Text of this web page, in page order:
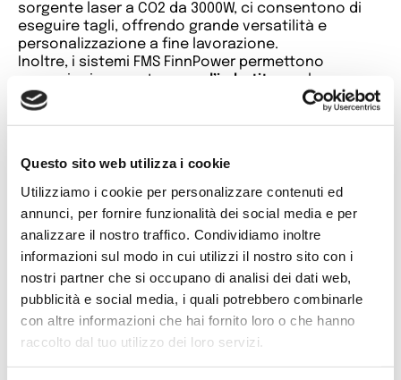
Questo sito web utilizza i cookie
Utilizziamo i cookie per personalizzare contenuti ed
annunci, per fornire funzionalità dei social media e per
analizzare il nostro traffico. Condividiamo inoltre
informazioni sul modo in cui utilizzi il nostro sito con i
nostri partner che si occupano di analisi dei dati web,
pubblicità e social media, i quali potrebbero combinarle
con altre informazioni che hai fornito loro o che hanno
raccolto dal tuo utilizzo dei loro servizi.
sorgente laser a CO2 da 3000W, ci consentono di
eseguire tagli, offrendo grande versatilità e
personalizzazione a fine lavorazione.
Inoltre, i sistemi FMS FinnPower permettono
operazioni avanzate come l’imbutitura
e la
maschiatura
, grazie a un martello elettrico che
assicura un controllo preciso del punzone. Questa
eliminando in molti casi la necessità di stampi
specifici. Grazie a questa flessibilità, siamo in grado
di aumentare l’efficienza produttiva e ridurre i
tempi di lavorazione, mantenendo alti standard
qualitativi.
01/ 04